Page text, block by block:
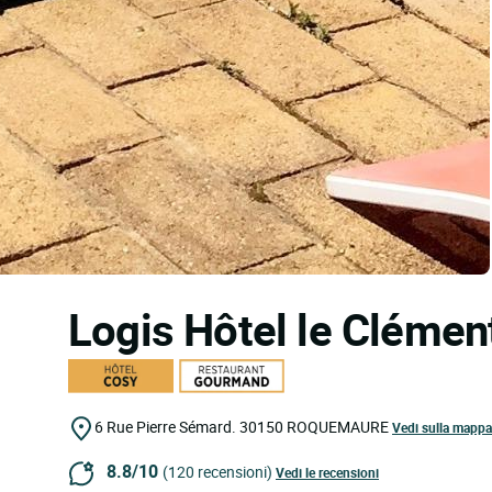
Logis Hôtel le
6 Rue Pierre Sémard. 30150 ROQUEMAUREVedi sulla mappa
8.8/10 (120 recensioni) Vedi le recensioni